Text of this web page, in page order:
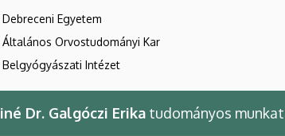
Debreceni Egyetem
Általános Orvostudományi Kar
Belgyógyászati Intézet
Dr. Galgóczi Erika tudományos